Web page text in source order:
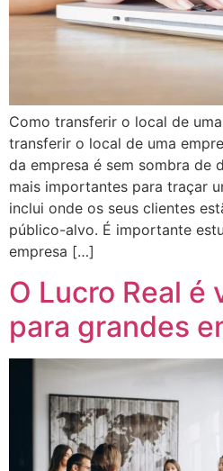
Como transferir o local de
transferir o local de uma
da empresa é sem sombra de
mais importantes para traçar
inclui onde os seus clientes
público-alvo. É importante
empresa […]
O Lucro Real é
para grandes